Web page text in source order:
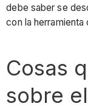
y
de
debe saber se
con la
Cosas
sobre